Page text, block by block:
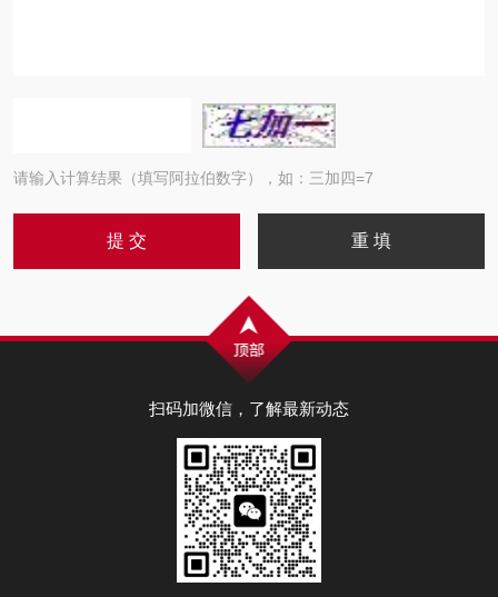
请输入计算结果（填写阿拉伯数字），如：三加四=7
扫码加微信，了解最新动态